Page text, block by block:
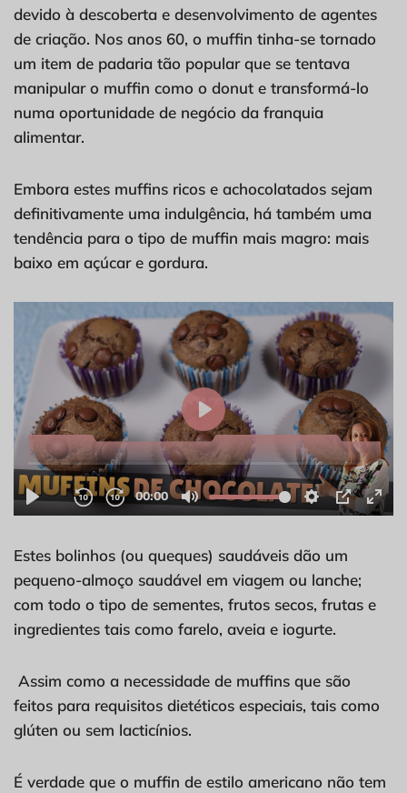
devido à descoberta e desenvolvimento de agentes
de criação. Nos anos 60, o muffin tinha-se tornado
um item de padaria tão popular que se tentava
manipular o muffin como o donut e transformá-lo
numa oportunidade de negócio da franquia
alimentar.
Embora estes muffins ricos e achocolatados sejam
definitivamente uma indulgência, há também uma
tendência para o tipo de muffin mais magro: mais
baixo em açúcar e gordura.
Estes bolinhos (ou queques) saudáveis dão um
pequeno-almoço saudável em viagem ou lanche;
com todo o tipo de sementes, frutos secos, frutas e
ingredientes tais como farelo, aveia e iogurte.
Assim como a necessidade de muffins que são
feitos para requisitos dietéticos especiais, tais como
glúten ou sem lacticínios.
É verdade que o muffin de estilo americano não tem